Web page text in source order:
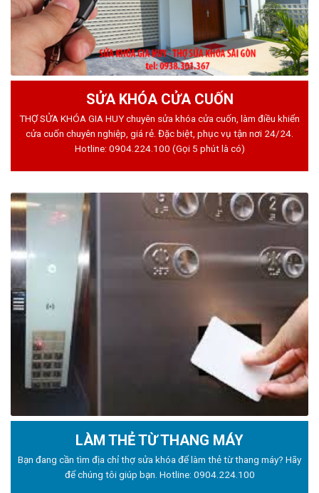
SỬA KHÓA CỬA CUỐN
THỢ SỬA KHÓA GIA HUY chuyên sửa khóa cửa cuốn, làm điều khiển
cửa cuốn chuyên nghiệp, giá rẻ. Đặc biệt, phục vụ tận nơi 24/24.
Hotline: 0904.224.100 (Gọi 5 phút là có)
LÀM THẺ TỪ THANG MÁY
Bạn đang cần tìm địa chỉ thợ sửa khóa để làm thẻ từ thang máy? Hãy
để chúng tôi giúp bạn. Hotline: 0904.224.100